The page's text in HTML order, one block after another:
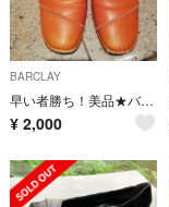
BARCLAY
早い者勝ち！美品★バークレー革靴
¥ 2,000